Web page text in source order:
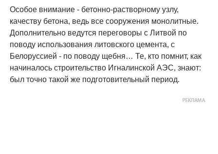
Особое внимание - бетонно-растворному узлу,
качеству бетона, ведь все сооружения монолитные.
Дополнительно ведутся переговоры с Литвой по
поводу использования литовского цемента, с
Белоруссией - по поводу щебня… Те, кто помнит, как
начиналось строительство Игналинской АЭС, знают:
был точно такой же подготовительный период.